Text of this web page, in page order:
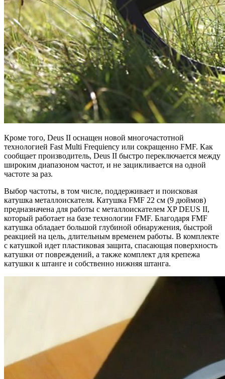
Кроме того, Deus II оснащен новой многочастотной
технологией Fast Multi Frequiency или сокращенно FMF. Как
сообщает производитель, Deus II быстро переключается между
широким диапазоном частот, и не зацикливается на одной
частоте за раз.
Выбор частоты, в том числе, поддерживает и поисковая
катушка металлоискателя. Катушка FMF 22 см (9 дюймов)
предназначена для работы с металлоискателем XP DEUS II,
который работает на базе технологии FMF. Благодаря FMF
катушка обладает большой глубиной обнаружения, быстрой
реакцией на цель, длительным временем работы. В комплекте
с катушкой идет пластиковая защита, спасающая поверхность
катушки от повреждений, а также комплект для крепежа
катушки к штанге и собственно нижняя штанга.